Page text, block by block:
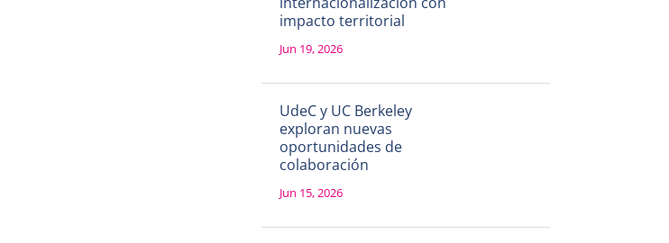
impacto territorial
Jun 19, 2026
UdeC y UC Berkeley
exploran nuevas
oportunidades de
colaboración
Jun 15, 2026